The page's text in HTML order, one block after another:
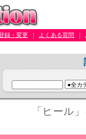
録・変更 よくある質問
「ヒール